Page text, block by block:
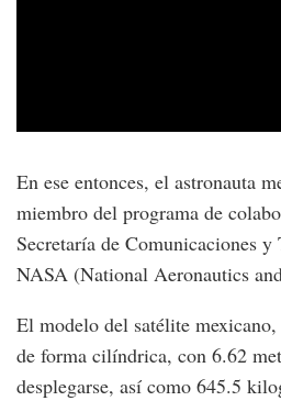
En ese entonces, el astronauta
miembro del programa de
Secretaría de Comunicaciones
NASA (National Aeronautics
El modelo del satélite
de forma cilíndrica, con 6.62
desplegarse, así como 645.5